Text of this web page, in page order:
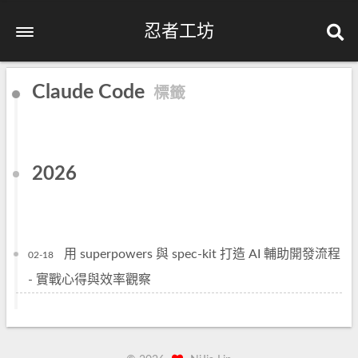
忍者工坊
Claude Code 標籤
2026
02-18
用 superpowers 與 spec-kit 打造 AI 輔助開發流程
- 實戰心得與效率觀察